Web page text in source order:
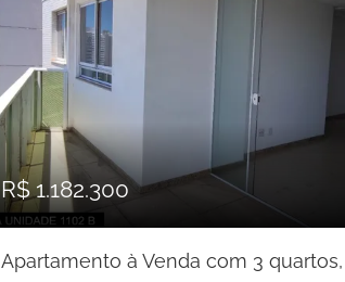
R$ 1.182.300
Apartamento à Venda com 3